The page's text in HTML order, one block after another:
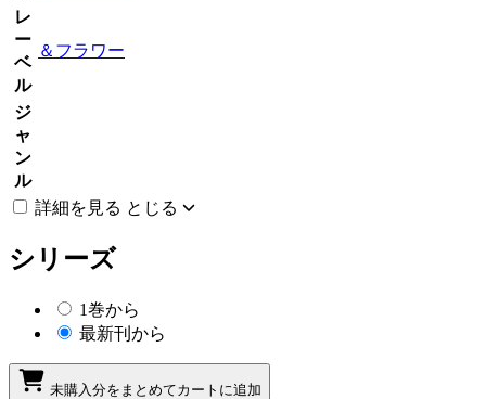
レ
ー
ベ
ル
＆フラワー
ジ
ャ
ン
ル
詳細を見る とじる
シリーズ
1巻から
最新刊から
未購入分をまとめてカートに追加